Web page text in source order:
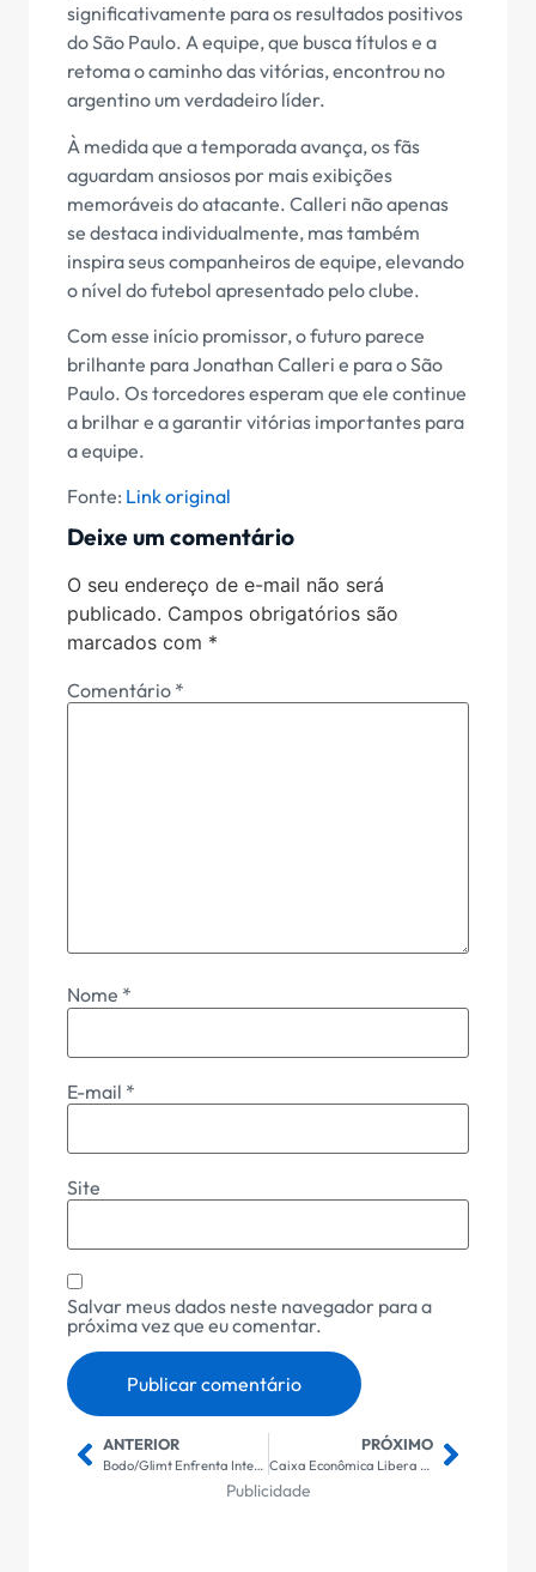
significativamente para os resultados positivos
do São Paulo. A equipe, que busca títulos e a
retoma o caminho das vitórias, encontrou no
argentino um verdadeiro líder.
À medida que a temporada avança, os fãs
aguardam ansiosos por mais exibições
memoráveis do atacante. Calleri não apenas
se destaca individualmente, mas também
inspira seus companheiros de equipe, elevando
o nível do futebol apresentado pelo clube.
Com esse início promissor, o futuro parece
brilhante para Jonathan Calleri e para o São
Paulo. Os torcedores esperam que ele continue
a brilhar e a garantir vitórias importantes para
a equipe.
Fonte: Link original
Deixe um comentário
O seu endereço de e-mail não será
publicado. Campos obrigatórios são
marcados com *
Comentário *
Nome *
E-mail *
Site
Salvar meus dados neste navegador para a
próxima vez que eu comentar.
ANTERIOR
Bodo/Glimt Enfrenta Inter de Milão: Guia Completo de Transmissão e Análise do Jogo dos Playoffs da Champions League
PRÓXIMO
Caixa Econômica Libera Pagamento do Bolsa Família para Beneficiários com NIS Final 3: Confira Datas e Valores
Publicidade